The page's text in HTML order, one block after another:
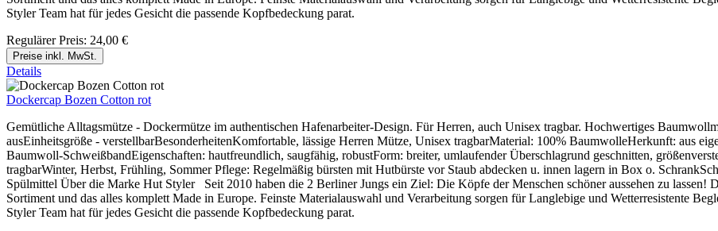
Styler Team hat für jedes Gesicht die passende Kopfbedeckung parat.
Regulärer Preis: 24,00 €
Preise inkl. MwSt.
Details
Dockercap Bozen Cotton rot
Gemütliche Alltagsmütze - Dockermütze im authentischen Hafenarbeiter-Design. Für Herren, auch Unisex tragbar. Hochwertiges
ausEinheitsgröße - verstellbarBesonderheitenKomfortable, lässige Herren Mütze, Unisex tragbarMaterial: 100% BaumwolleHerkunft: aus
Baumwoll-SchweißbandEigenschaften: hautfreundlich, saugfähig, robustForm: breiter, umlaufender Überschlagrund geschnitten,
tragbarWinter, Herbst, Frühling, Sommer Pflege: Regelmäßig bürsten mit Hutbürste vor Staub abdecken u. innen lagern in Box o.
Spülmittel Über die Marke Hut Styler Seit 2010 haben die 2 Berliner Jungs ein Ziel: Die Köpfe der Menschen schöner aussehen zu lassen!
Sortiment und das alles komplett Made in Europe. Feinste Materialauswahl und Verarbeitung sorgen für Langlebige und Wetterresistente
Styler Team hat für jedes Gesicht die passende Kopfbedeckung parat.